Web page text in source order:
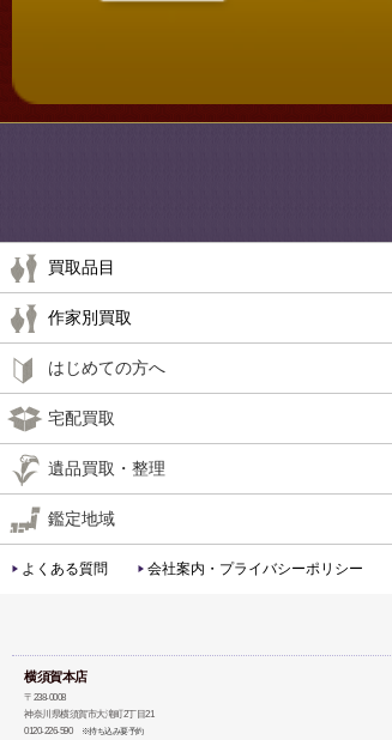
買取品目
作家別買取
はじめての方へ
宅配買取
遺品買取・整理
鑑定地域
よくある質問 会社案内・プライバシーポリシー
横須賀本店
〒238-0008
神奈川県横須賀市大滝町2丁目21
0120-226-590
※持ち込み要予約